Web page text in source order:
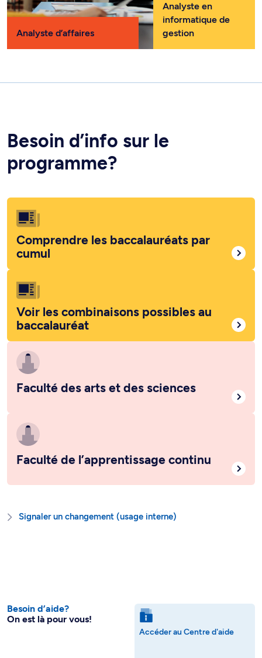
Analyste d’affaires
Analyste en
informatique de
gestion
Besoin d’info sur le
programme?
Comprendre les baccalauréats par
cumul
Voir les combinaisons possibles au
baccalauréat
Faculté des arts et des sciences
Faculté de l’apprentissage continu
Signaler un changement (usage interne)
Besoin d’aide?
On est là pour vous!
Accéder au Centre d'aide